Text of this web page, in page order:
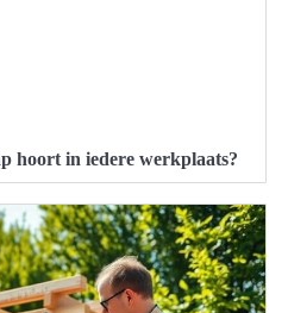
hoort in iedere werkplaats?